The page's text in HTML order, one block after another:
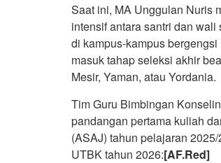
Saat ini, MA Unggulan Nuris
intensif antara santri dan
di kampus-kampus
masuk tahap seleksi akhir
Mesir, Yaman, atau Yordania.
Tim Guru Bimbingan
pandangan pertama kuliah
(ASAJ) tahun pelajaran
UTBK tahun 2026:[AF.Red]